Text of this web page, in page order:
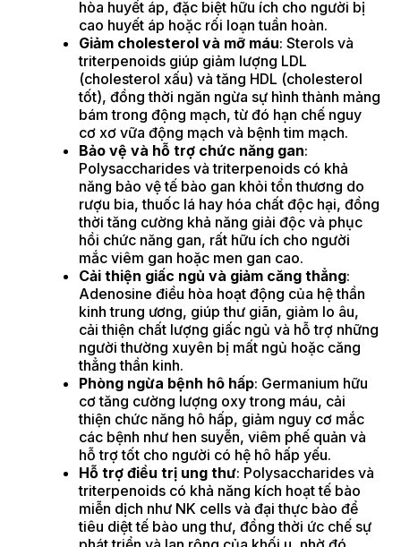
hòa huyết áp, đặc biệt hữu ích cho người bị
cao huyết áp hoặc rối loạn tuần hoàn.
Giảm cholesterol và mỡ máu: Sterols và
triterpenoids giúp giảm lượng LDL
(cholesterol xấu) và tăng HDL (cholesterol
tốt), đồng thời ngăn ngừa sự hình thành mảng
bám trong động mạch, từ đó hạn chế nguy
cơ xơ vữa động mạch và bệnh tim mạch.
Bảo vệ và hỗ trợ chức năng gan:
Polysaccharides và triterpenoids có khả
năng bảo vệ tế bào gan khỏi tổn thương do
rượu bia, thuốc lá hay hóa chất độc hại, đồng
thời tăng cường khả năng giải độc và phục
hồi chức năng gan, rất hữu ích cho người
mắc viêm gan hoặc men gan cao.
Cải thiện giấc ngủ và giảm căng thẳng:
Adenosine điều hòa hoạt động của hệ thần
kinh trung ương, giúp thư giãn, giảm lo âu,
cải thiện chất lượng giấc ngủ và hỗ trợ những
người thường xuyên bị mất ngủ hoặc căng
thẳng thần kinh.
Phòng ngừa bệnh hô hấp: Germanium hữu
cơ tăng cường lượng oxy trong máu, cải
thiện chức năng hô hấp, giảm nguy cơ mắc
các bệnh như hen suyễn, viêm phế quản và
hỗ trợ tốt cho người có hệ hô hấp yếu.
Hỗ trợ điều trị ung thư: Polysaccharides và
triterpenoids có khả năng kích hoạt tế bào
miễn dịch như NK cells và đại thực bào để
tiêu diệt tế bào ung thư, đồng thời ức chế sự